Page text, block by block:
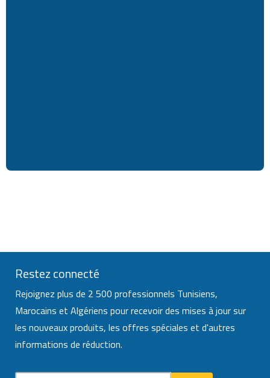
Restez connecté
Rejoignez plus de 2 500 professionnels Tunisiens,
Marocains et Algériens pour recevoir des mises à jour sur
les nouveaux produits, les offres spéciales et d'autres
informations de réduction.